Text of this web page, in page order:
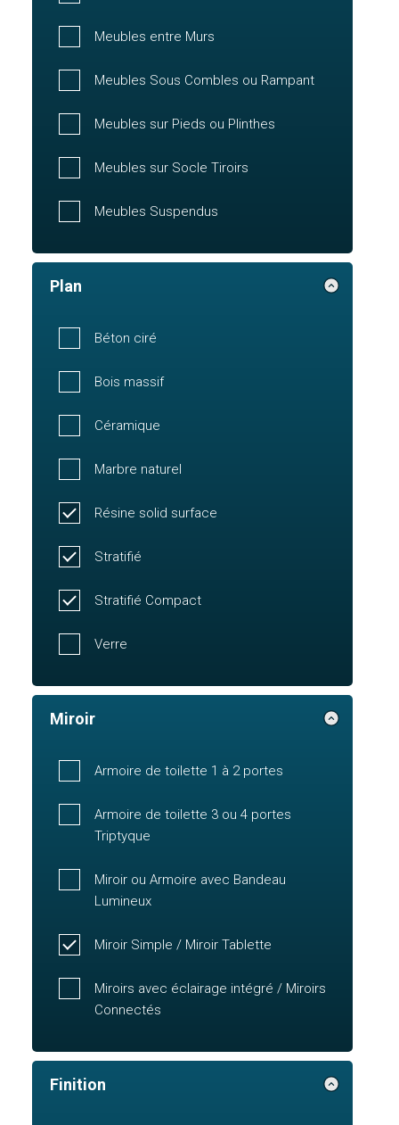
Meubles entre Murs
Meubles Sous Combles ou Rampant
Meubles sur Pieds ou Plinthes
Meubles sur Socle Tiroirs
Meubles Suspendus
Plan
Béton ciré
Bois massif
Céramique
Marbre naturel
Résine solid surface
Stratifié
Stratifié Compact
Verre
Miroir
Armoire de toilette 1 à 2 portes
Armoire de toilette 3 ou 4 portes
Triptyque
Miroir ou Armoire avec Bandeau
Lumineux
Miroir Simple / Miroir Tablette
Miroirs avec éclairage intégré / Miroirs
Connectés
Finition